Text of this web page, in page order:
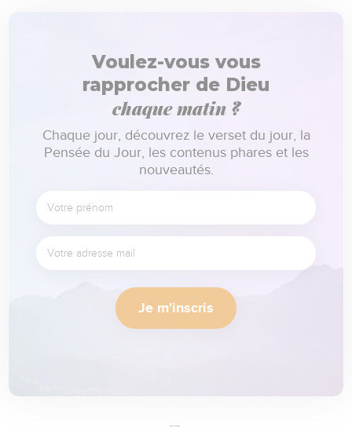
Voulez-vous vous
rapprocher de Dieu
chaque matin ?
Chaque jour, découvrez le verset du jour, la
Pensée du Jour, les contenus phares et les
nouveautés.
Je m'inscris